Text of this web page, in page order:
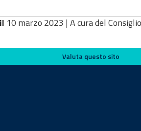
10 marzo 2023 | A cura del
Valuta questo sito